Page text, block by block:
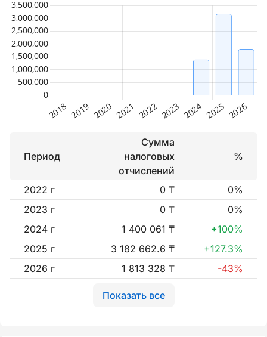
Период
Сумма
налоговых
отчислений
%
2022 г 0 ₸
0%
2023 г
0 ₸
0%
2024 г
1 400 061 ₸
+100%
2025 г
3 182 662.6 ₸
+127.3%
2026 г
1 813 328 ₸ -43%
Показать все